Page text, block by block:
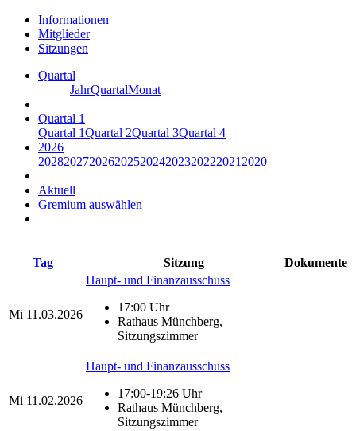
Informationen
Mitglieder
Sitzungen
Quartal
JahrQuartalMonat
Quartal 1
Quartal 1Quartal 2Quartal 3Quartal 4
2026
20282027202620252024202320222021 2020
Aktuell
Gremium auswählen
Tag Sitzung Dokumente
Mi 11.03.2026
Haupt- und Finanzausschuss
17:00 Uhr
Rathaus Münchberg,
Sitzungszimmer
Mi 11.02.2026
Haupt- und Finanzausschuss
17:00-19:26 Uhr
Rathaus Münchberg,
Sitzungszimmer